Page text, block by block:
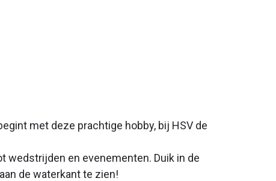
met deze prachtige hobby, bij HSV de
wedstrijden en evenementen. Duik in de
de waterkant te zien!